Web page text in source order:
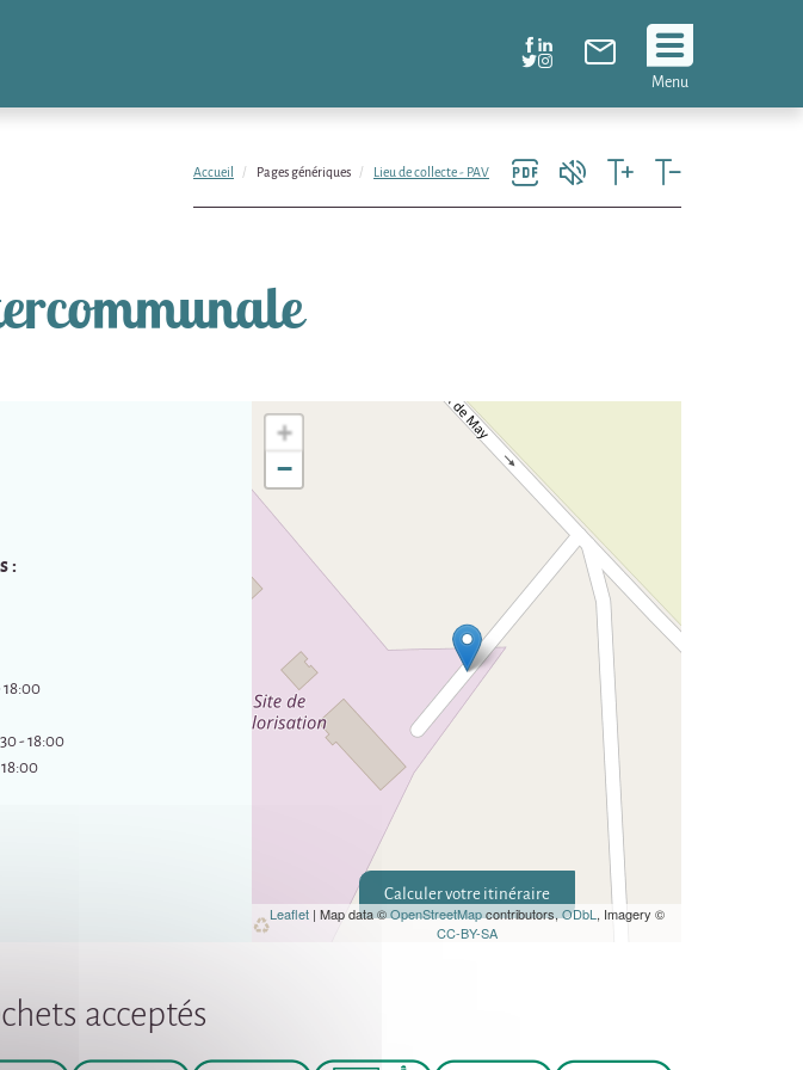
Suivez
!
Menu
Accueil Pages génériques Lieu de collecte - PAV
:
18:00
- 18:00
+
−
Leaflet| Map data ©OpenStreetMapcontributors, ODbL , Imagery ©
CC-BY-SA
Calculer votre itinéraire
acceptés